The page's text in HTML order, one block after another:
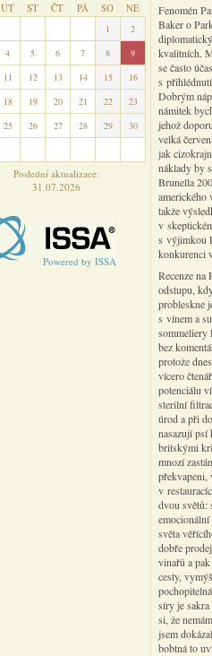
ÚT ST ČT PÁ SO NE
1
2
4 5 6 7 8
9
11 12 13 14 15
16
18 19 20 21 22
23
25 26 27 28 29
30
Poslední aktualizace:
31.07.2026
Powered by ISSA
Fenomén
Baker o
kvalitních.
se často
s
Dobrým
námitek
jehož
velká
jak
náklady by
Brunella
amerického
takže
v
s výjimkou
konkurenci
Recenze na
odstupu,
probleskne
s vínem a
sommeliery
bez
protože
vícero
potenciálu
sterilní
úrod a při
nasazují
britskými
mnozí
překvapeni,
v
dvou světů:
světa
dobře
vinařů a
cesty,
síry je
si, že
jsem
bobtná to